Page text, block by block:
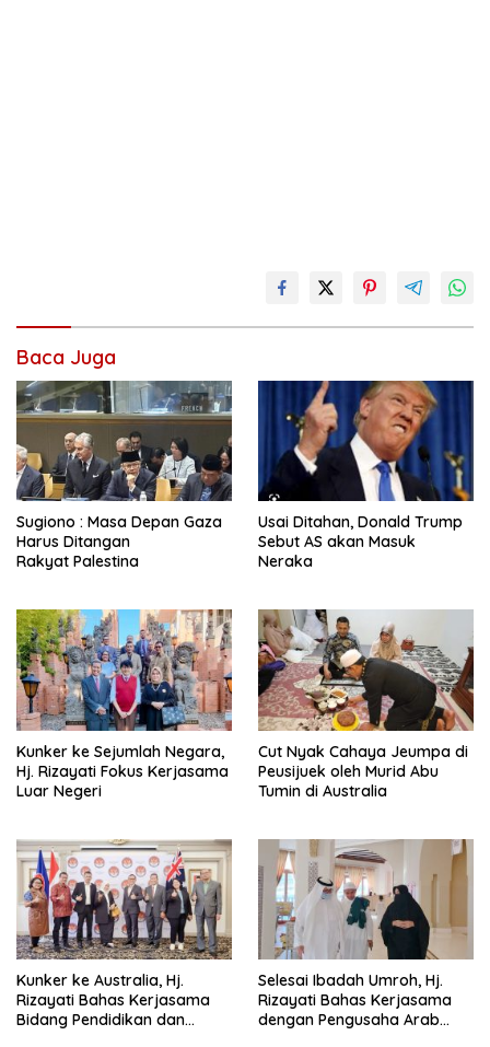
Baca Juga
Sugiono : Masa Depan Gaza
Harus Ditangan
Rakyat Palestina
Usai Ditahan, Donald Trump
Sebut AS akan Masuk
Neraka
Kunker ke Sejumlah Negara,
Hj. Rizayati Fokus Kerjasama
Luar Negeri
Cut Nyak Cahaya Jeumpa di
Peusijuek oleh Murid Abu
Tumin di Australia
Kunker ke Australia, Hj.
Rizayati Bahas Kerjasama
Bidang Pendidikan dan
Selesai Ibadah Umroh, Hj.
Rizayati Bahas Kerjasama
dengan Pengusaha Arab